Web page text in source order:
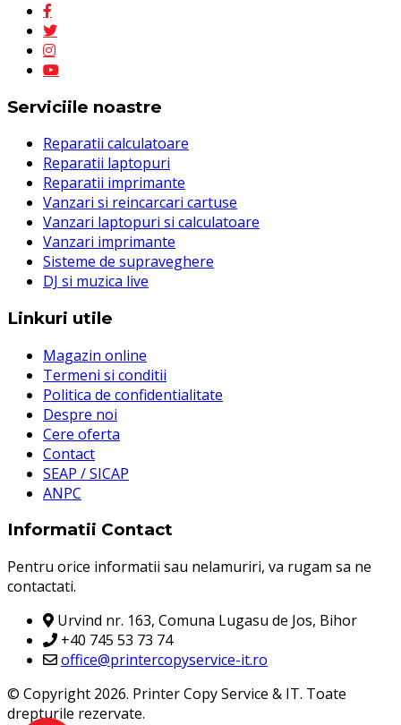
Serviciile noastre
Reparatii calculatoare
Reparatii laptopuri
Reparatii imprimante
Vanzari si reincarcari cartuse
Vanzari laptopuri si calculatoare
Vanzari imprimante
Sisteme de supraveghere
DJ si muzica live
Linkuri utile
Magazin online
Termeni si conditii
Politica de confidentialitate
Despre noi
Cere oferta
Contact
SEAP / SICAP
ANPC
Informatii Contact
Pentru orice informatii sau nelamuriri, va rugam sa ne
contactati.
Urvind nr. 163, Comuna Lugasu de Jos, Bihor
+40 745 53 73 74
office@printercopyservice-it.ro
© Copyright 2026. Printer Copy Service & IT. Toate
drepturile rezervate.